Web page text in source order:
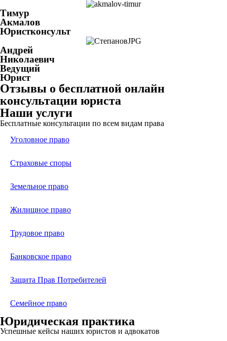
Тимур
Акмалов
Юристконсульт
Андрей
Николаевич
Ведущий
Юрист
Отзывы о бесплатной онлайн
консультации юриста
Наши услуги
Бесплатные консультации по всем видам права
Уголовное право
Страховые споры
Земельное право
Жилищное право
Трудовое право
Банковское право
Защита Прав Потребителей
Семейное право
Юридическая практика
Успешные кейсы наших юристов и адвокатов